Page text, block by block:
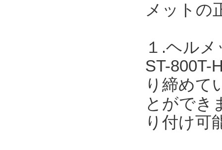
メットの
１.ヘル
ST-800T-
り締めて
とができ
り付け可